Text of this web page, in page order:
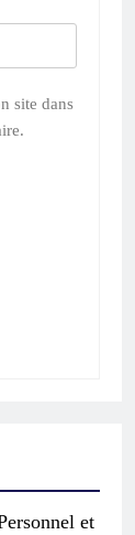
site dans
et